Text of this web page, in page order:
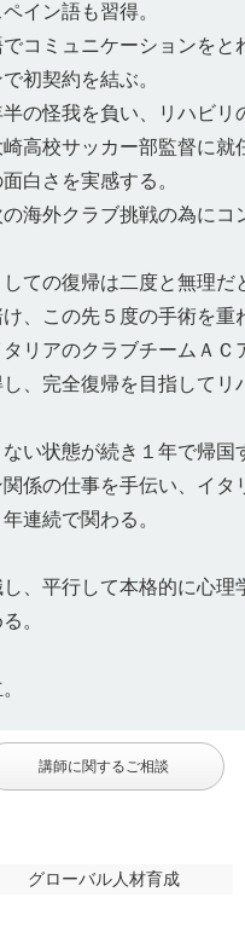
イン語も習得。
コミュニケーションをと
初契約を結ぶ。
の怪我を負い、リハビリ
高校サッカー部監督に就
白さを実感する。
海外クラブ挑戦の為にコ
ての復帰は二度と無理だ
、この先５度の手術を重
リアのクラブチームＡＣ
、完全復帰を目指してリ
い状態が続き１年で帰国
係の仕事を手伝い、イタ
連続で関わる。
、平行して本格的に心理
。
講師に関するご相談
グローバル人材育成